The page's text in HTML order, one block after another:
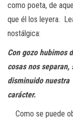
como poeta, de
que él los leyera.
nostálgica:
Con gozo hubimos
cosasnos separan,
disminuido nuestra
carácter.
Como se puede